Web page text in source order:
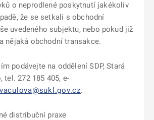
o neprodlené poskytnutí jakékoliv
že se setkali s obchodní
uvedeného subjektu, nebo pokud již
nějaká obchodní transakce.
podávejte na oddělení SDP, Stará
tel. 272 185 405, e-
.
distribuční praxe